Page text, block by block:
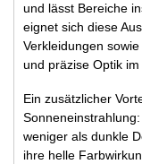
und lässt Bereiche
eignet sich diese
Verkleidungen
und präzise Optik
Ein zusätzlicher
weniger als dunkle
ihre helle